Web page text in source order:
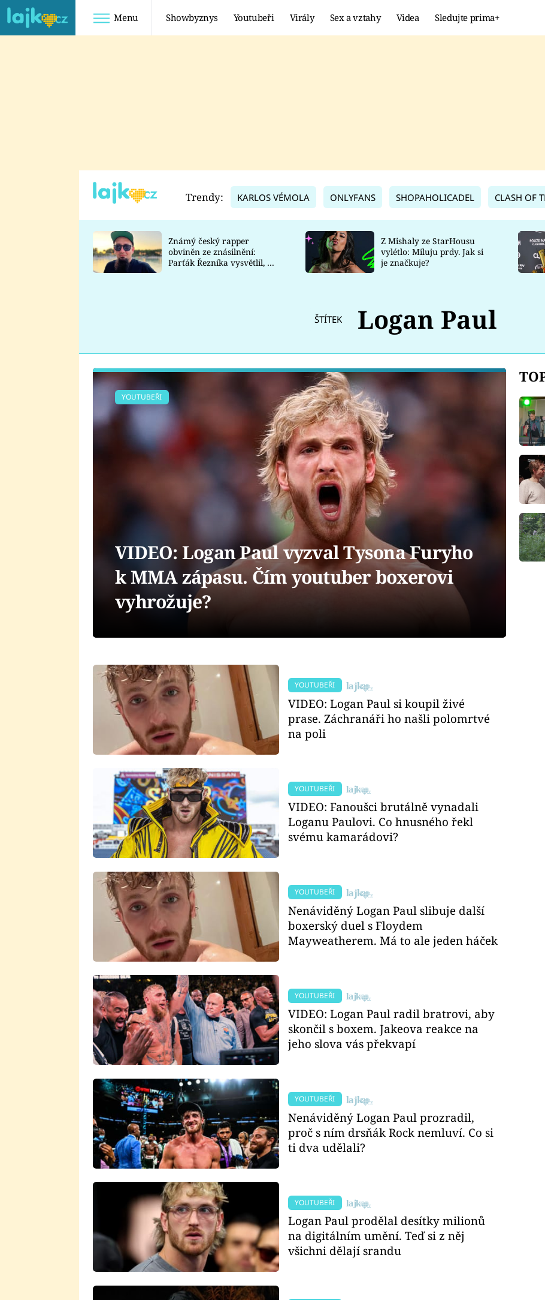
Menu Showbyznys Youtubeři Virály Sex a vztahy Videa Sledujte prima+
TADEÁŠ KUBĚNKA
DATEL
Trendy: KARLOS VÉMOLA ONLYFANS SHOPAHOLICADEL CLASH OF
Známý český rapper
obviněn ze znásilnění:
Parťák Řezníka vysvětlil, co
Z Mishaly ze StarHousu
vylétlo: Miluju prdy. Jak si
je značkuje?
ŠTÍTEK Logan Paul
YOUTUBEŘI
VIDEO: Logan Paul vyzval Tysona Furyho
k MMA zápasu. Čím youtuber boxerovi
vyhrožuje?
YOUTUBEŘI
VIDEO: Logan Paul si koupil živé
prase. Záchranáři ho našli polomrtvé
na poli
YOUTUBEŘI
VIDEO: Fanoušci brutálně vynadali
Loganu Paulovi. Co hnusného řekl
svému kamarádovi?
YOUTUBEŘI
Nenáviděný Logan Paul slibuje další
boxerský duel s Floydem
Mayweatherem. Má to ale jeden háček
YOUTUBEŘI
VIDEO: Logan Paul radil bratrovi, aby
skončil s boxem. Jakeova reakce na
jeho slova vás překvapí
YOUTUBEŘI
Nenáviděný Logan Paul prozradil,
proč s ním drsňák Rock nemluví. Co si
ti dva udělali?
YOUTUBEŘI
Logan Paul prodělal desítky milionů
na digitálním umění. Teď si z něj
všichni dělají srandu